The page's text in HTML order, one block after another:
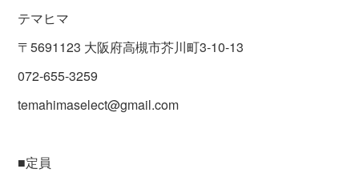
テマヒマ
〒5691123 大阪府高槻市芥川町3-10-13
072-655-3259
temahimaselect@gmail.com
■定員